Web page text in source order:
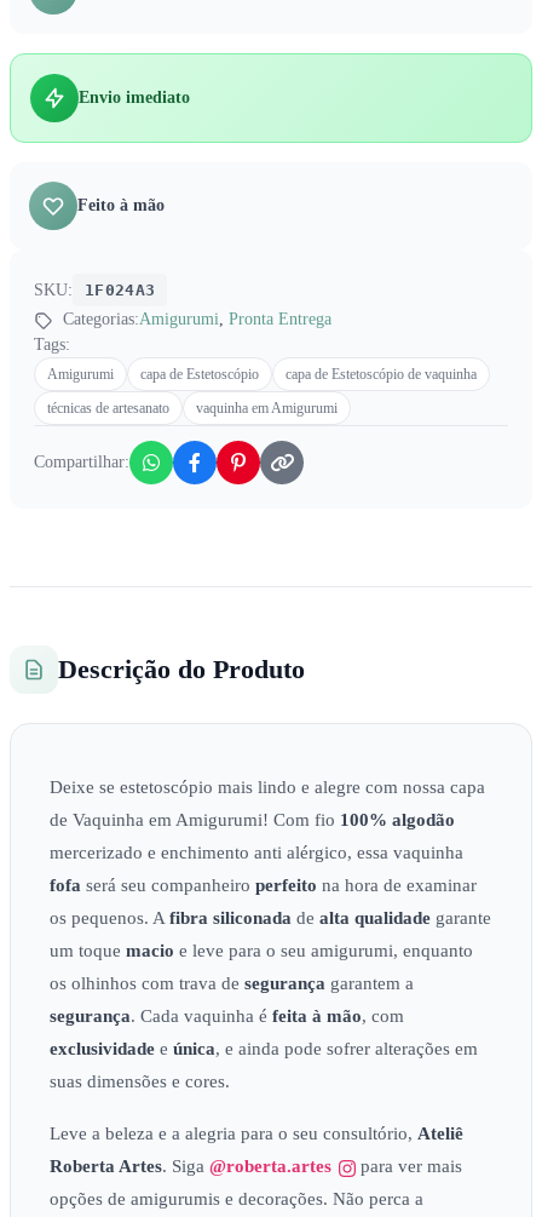
Envio imediato
Feito à mão
SKU:
1F024A3
Categorias:Amigurumi, Pronta Entrega
Tags:
Amigurumi capa de Estetoscópio
capa de Estetoscópio de vaquinha
técnicas de artesanato
vaquinha em Amigurumi
Compartilhar:
Descrição do Produto
Deixe se estetoscópio mais lindo e alegre com nossa capa
de Vaquinha em Amigurumi! Com fio 100% algodão
mercerizado e enchimento anti alérgico, essa vaquinha
fofa será seu companheiro perfeito na hora de examinar
os pequenos. A fibra siliconada de alta qualidade garante
um toque macio e leve para o seu amigurumi, enquanto
os olhinhos com trava de segurança garantem a
segurança. Cada vaquinha é feita à mão, com
exclusividade e única, e ainda pode sofrer alterações em
suas dimensões e cores.
Leve a beleza e a alegria para o seu consultório, Ateliê
Roberta Artes. Siga @roberta.artes
para ver mais
opções de amigurumis e decorações. Não perca a